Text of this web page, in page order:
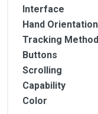
Interface
Hand Orientation
Tracking Method
Buttons
Scrolling
Capability
Color